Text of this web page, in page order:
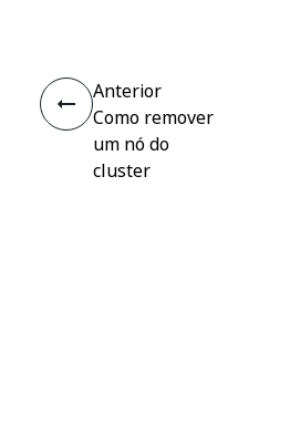
Anterior
Como remover
um nó do
cluster